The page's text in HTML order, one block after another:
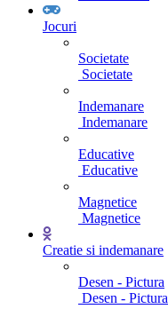
Jocuri
Societate
Societate
Indemanare
Indemanare
Educative
Educative
Magnetice
Magnetice
Creatie si indemanare
Desen - Pictura
Desen - Pictura